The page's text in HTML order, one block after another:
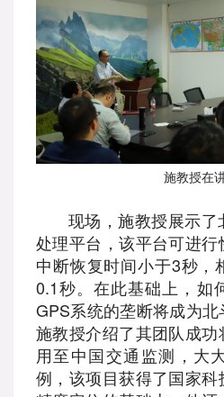
施教授在
现场，施教授展示
处理平台，该平台可进
中断恢复时间小于3秒，
0.1秒。在此基础上，如
GPS系统的垄断将成为北
施教授介绍了其团队成
用至中国交通监测，大
例，该项目获得了国家